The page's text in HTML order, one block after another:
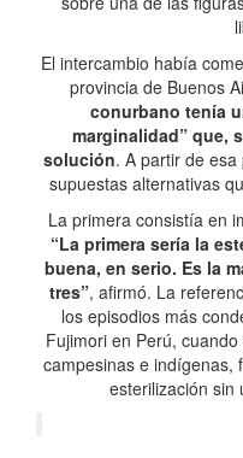
El intercambio había
provincia de Buenos
conurbano tenía
marginalidad” que,
solución. A partir de
supuestas alternativas
La primera consistía en
“La primera sería la
buena, en serio. Es la
tres”, afirmó. La
los episodios más
Fujimori en Perú,
campesinas e indígenas,
esterilización sin